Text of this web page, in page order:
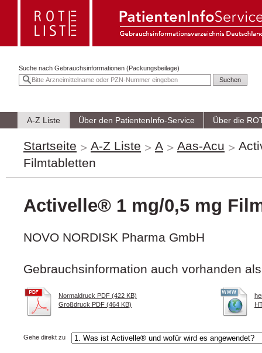
Suche nach Gebrauchsinformationen (Packungsbeilage)
A-Z Liste Über den PatientenInfo-Service Über die
Startseite A-Z Liste A Aas-Acu
Filmtabletten
Activelle® 1 mg/0,5 mg
NOVO NORDISK Pharma GmbH
Gebrauchsinformation auch vorhanden
Normaldruck PDF (422 KB)
Großdruck PDF (464 KB)
Gehe direkt zu